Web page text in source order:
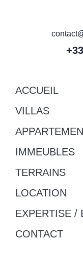
ACCUEIL
VILLAS
IMMEUBLES
TERRAINS
LOCATION
EXPERTISE /
CONTACT